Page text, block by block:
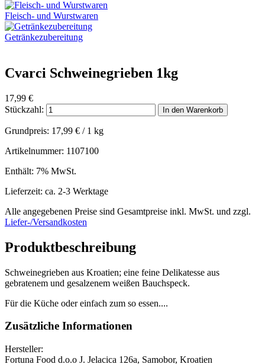
Fleisch- und Wurstwaren
Getränkezubereitung
Cvarci Schweinegrieben 1kg
17,99 €
Stückzahl:
In den Warenkorb
Grundpreis: 17,99 € / 1 kg
Artikelnummer: 1107100
Enthält: 7% MwSt.
Lieferzeit: ca. 2-3 Werktage
Alle angegebenen Preise sind Gesamtpreise inkl. MwSt. und zzgl.
Liefer-/Versandkosten
Produktbeschreibung
Schweinegrieben aus Kroatien; eine feine Delikatesse aus
gebratenem und gesalzenem weißen Bauchspeck.
Für die Küche oder einfach zum so essen....
Zusätzliche Informationen
Hersteller:
Fortuna Food d.o.o J. Jelacica 126a, Samobor, Kroatien